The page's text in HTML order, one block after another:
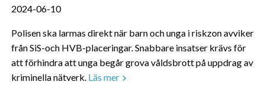
2024-06-10
Polisen ska larmas direkt när barn och unga i riskzon avviker
från SiS-och HVB-placeringar. Snabbare insatser krävs för
att förhindra att unga begår grova våldsbrott på uppdrag av
kriminella nätverk. Läs mer